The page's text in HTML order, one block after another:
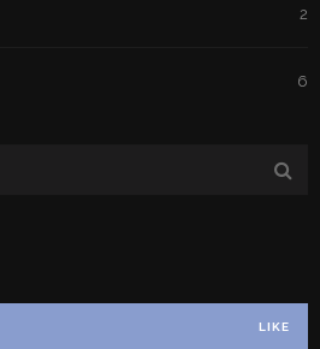
2
6
LIKE